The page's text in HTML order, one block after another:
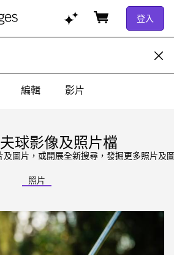
登入
編輯 影片
球影像及照片檔
及圖片，或開展全新搜尋，發掘更多照片及
照片